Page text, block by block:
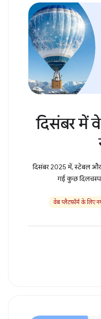
दिसंबर में
दिसंबर 2025 में, स्टेबल और
गई कुछ दिलचस्प
वेब प्लैटफ़ॉर्म के लिए